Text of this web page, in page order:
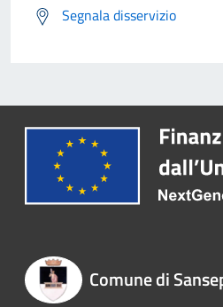
Segnala disservizio
Comune di